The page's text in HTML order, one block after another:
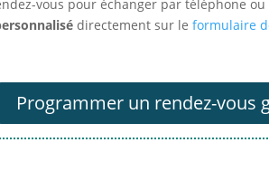
vous pour échanger par téléphone
directement sur leformulaire
Programmer un rendez-vous